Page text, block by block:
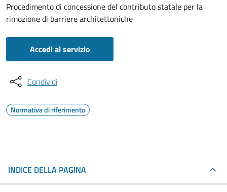
Procedimento di concessione del contributo statale per la
rimozione di barriere architettoniche
Accedi al servizio
Condividi
Normativa di riferimento
INDICE DELLA PAGINA